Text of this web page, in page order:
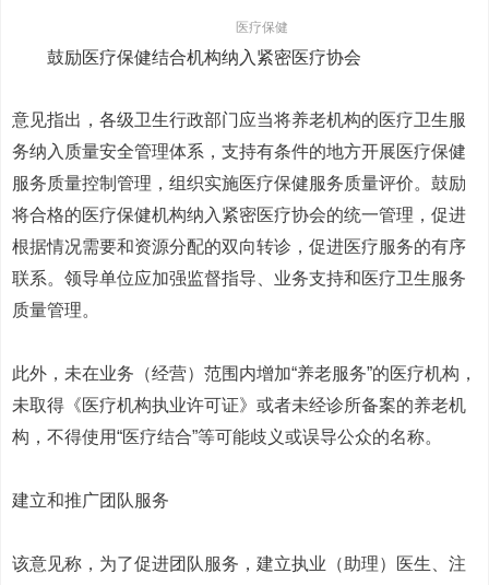
医疗保健
鼓励医疗保健结合机构纳入紧密医疗协会
意见指出，各级卫生行政部门应当将养老机构的医疗卫生服
务纳入质量安全管理体系，支持有条件的地方开展医疗保健
服务质量控制管理，组织实施医疗保健服务质量评价。鼓励
将合格的医疗保健机构纳入紧密医疗协会的统一管理，促进
根据情况需要和资源分配的双向转诊，促进医疗服务的有序
联系。领导单位应加强监督指导、业务支持和医疗卫生服务
质量管理。
此外，未在业务（经营）范围内增加“养老服务”的医疗机构，
未取得《医疗机构执业许可证》或者未经诊所备案的养老机
构，不得使用“医疗结合”等可能歧义或误导公众的名称。
建立和推广团队服务
该意见称，为了促进团队服务，建立执业（助理）医生、注